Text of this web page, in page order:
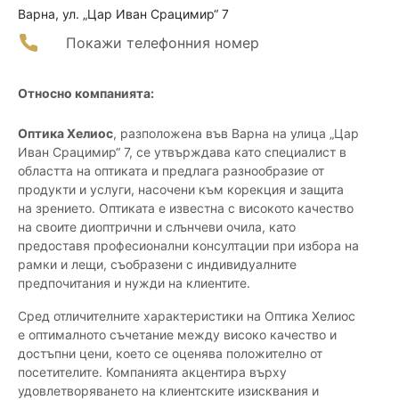
Варна, ул. „Цар Иван Срацимир“ 7
Покажи телефонния номер
Относно компанията:
Оптика Хелиос, разположена във Варна на улица „Цар
Иван Срацимир“ 7, се утвърждава като специалист в
областта на оптиката и предлага разнообразие от
продукти и услуги, насочени към корекция и защита
на зрението. Оптиката е известна с високото качество
на своите диоптрични и слънчеви очила, като
предоставя професионални консултации при избора на
рамки и лещи, съобразени с индивидуалните
предпочитания и нужди на клиентите.
Сред отличителните характеристики на Оптика Хелиос
е оптималното съчетание между високо качество и
достъпни цени, което се оценява положително от
посетителите. Компанията акцентира върху
удовлетворяването на клиентските изисквания и